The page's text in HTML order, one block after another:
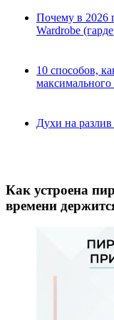
Почему в 2026
Wardrobe
10 способов,
максимального
Духи на
Как устроена
времени